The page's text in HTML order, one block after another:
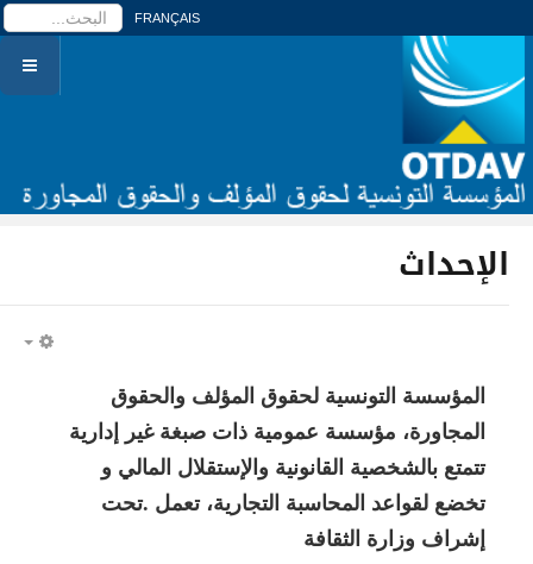
FRANÇAIS
الإحداث
المؤسسة التونسية لحقوق المؤلف والحقوق
المجاورة، مؤسسة عمومية ذات صبغة غير إدارية
تتمتع بالشخصية القانونية والإستقلال المالي و
تخضع لقواعد المحاسبة التجارية، تعمل .تحت
إشراف وزارة الثقافة